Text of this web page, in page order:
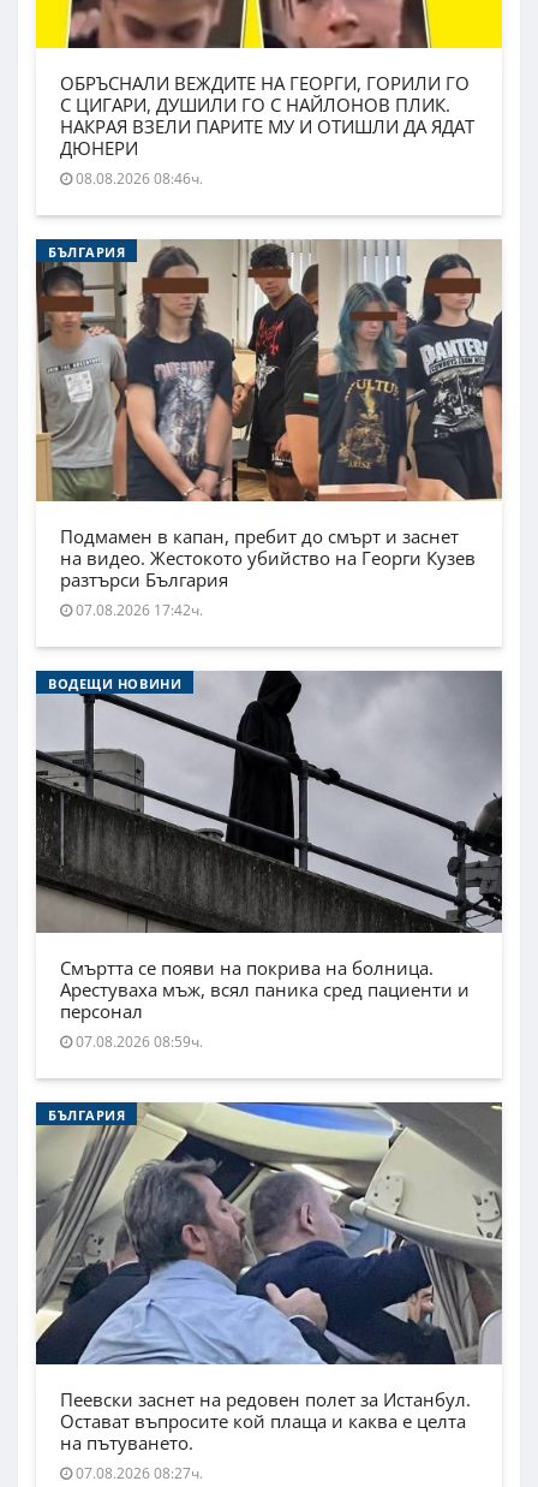
ОБРЪСНАЛИ ВЕЖДИТЕ НА ГЕОРГИ, ГОРИЛИ ГО
С ЦИГАРИ, ДУШИЛИ ГО С НАЙЛОНОВ ПЛИК.
НАКРАЯ ВЗЕЛИ ПАРИТЕ МУ И ОТИШЛИ ДА ЯДАТ
ДЮНЕРИ
08.08.2026 08:46ч.
БЪЛГАРИЯ
Подмамен в капан, пребит до смърт и заснет
на видео. Жестокото убийство на Георги Кузев
разтърси България
07.08.2026 17:42ч.
ВОДЕЩИ НОВИНИ
Смъртта се появи на покрива на болница.
Арестуваха мъж, всял паника сред пациенти и
персонал
07.08.2026 08:59ч.
БЪЛГАРИЯ
Пеевски заснет на редовен полет за Истанбул.
Остават въпросите кой плаща и каква е целта
на пътуването.
07.08.2026 08:27ч.